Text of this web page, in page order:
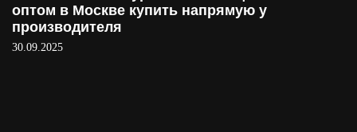
оптом в Москве купить напрямую у
производителя
30.09.2025